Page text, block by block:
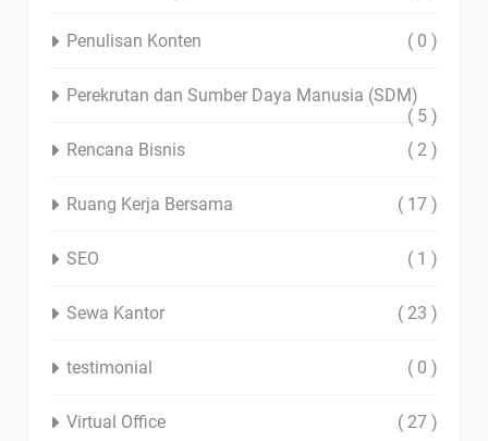
Penulisan Konten ( 0 )
Perekrutan dan Sumber Daya Manusia (SDM)
( 5 )
Rencana Bisnis
( 2 )
Ruang Kerja Bersama ( 17 )
SEO ( 1 )
Sewa Kantor ( 23 )
testimonial ( 0 )
Virtual Office ( 27 )